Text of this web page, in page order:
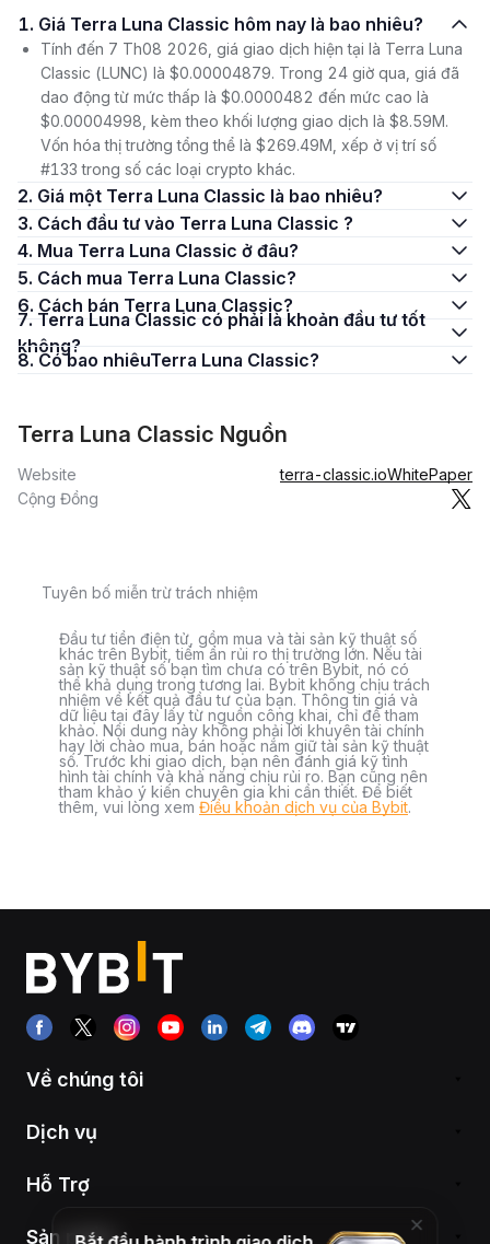
1. Giá Terra Luna Classic hôm nay là bao nhiêu?
Tính đến 7 Th08 2026, giá giao dịch hiện tại là Terra Luna
Classic (LUNC) là $0.00004879. Trong 24 giờ qua, giá đã
dao động từ mức thấp là $0.0000482 đến mức cao là
$0.00004998, kèm theo khối lượng giao dịch là $8.59M.
Vốn hóa thị trường tổng thể là $269.49M, xếp ở vị trí số
#133 trong số các loại crypto khác.
2. Giá một Terra Luna Classic là bao nhiêu?
3. Cách đầu tư vào Terra Luna Classic ?
4. Mua Terra Luna Classic ở đâu?
5. Cách mua Terra Luna Classic?
6. Cách bán Terra Luna Classic?
7. Terra Luna Classic có phải là khoản đầu tư tốt
không?
8. Có bao nhiêuTerra Luna Classic?
Terra Luna Classic Nguồn
Website terra-classic.ioWhitePaper
Cộng Đồng
Tuyên bố miễn trừ trách nhiệm
Đầu tư tiền điện tử, gồm mua và tài sản kỹ thuật số
khác trên Bybit, tiềm ẩn rủi ro thị trường lớn. Nếu tài
sản kỹ thuật số bạn tìm chưa có trên Bybit, nó có
thể khả dụng trong tương lai. Bybit không chịu trách
nhiệm về kết quả đầu tư của bạn. Thông tin giá và
dữ liệu tại đây lấy từ nguồn công khai, chỉ để tham
khảo. Nội dung này không phải lời khuyên tài chính
hay lời chào mua, bán hoặc nắm giữ tài sản kỹ thuật
số. Trước khi giao dịch, bạn nên đánh giá kỹ tình
hình tài chính và khả năng chịu rủi ro. Bạn cũng nên
tham khảo ý kiến chuyên gia khi cần thiết. Để biết
thêm, vui lòng xem Điều khoản dịch vụ của Bybit.
Về chúng tôi
Dịch vụ
Hỗ Trợ
Sản phẩm